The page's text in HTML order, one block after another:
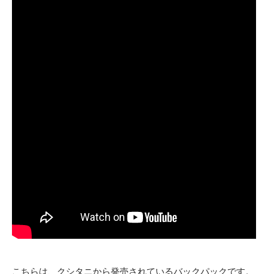
こちらは、クシタニから発売されているバックパックです。